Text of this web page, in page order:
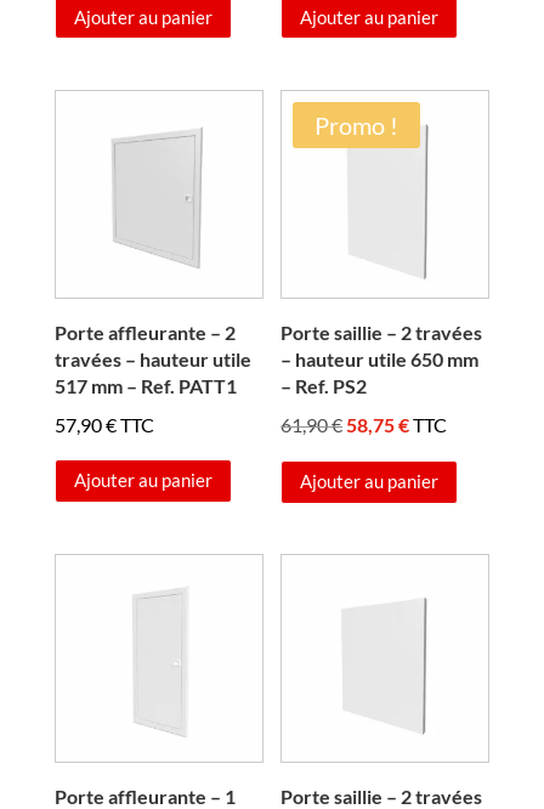
Ajouter au panier Ajouter au panier
Porte affleurante – 2
travées – hauteur utile
517 mm – Ref. PATT1
57,90€TTC
Ajouter au panier
Promo !
Porte saillie – 2 travées
– hauteur utile 650 mm
– Ref. PS2
61,90€ Le
initial
61,90 €.
58,75€Le
actuel
58,75 €.
TTC
Ajouter au panier
Porte affleurante – 1
Porte saillie – 2 travées